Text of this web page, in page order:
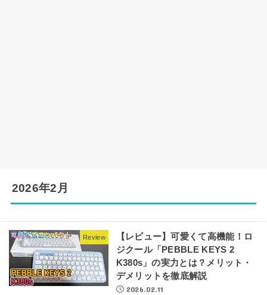
2026年2月
Review
【レビュー】可愛くて高機能！ロ
ジクール「PEBBLE KEYS 2
K380s」の実力とは？メリット・
デメリットを徹底解説
2026.02.11